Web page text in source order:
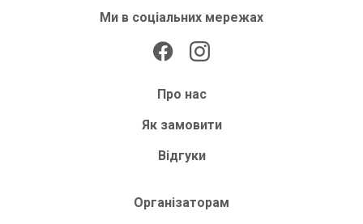
Ми в соціальних мережах
Про нас
Як замовити
Відгуки
Організаторам